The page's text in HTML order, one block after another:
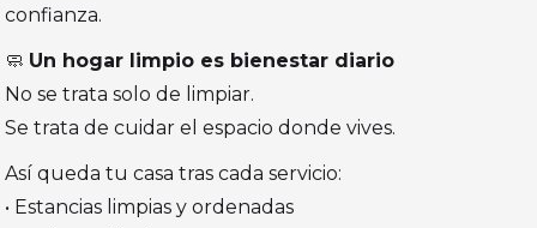
confianza.
🧼 Un hogar limpio es bienestar diario
No se trata solo de limpiar.
Se trata de cuidar el espacio donde vives.
Así queda tu casa tras cada servicio:
• Estancias limpias y ordenadas